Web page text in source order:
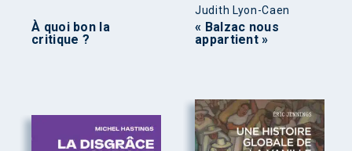
À quoi bon la
critique ?
Judith Lyon-Caen
« Balzac nous
appartient »